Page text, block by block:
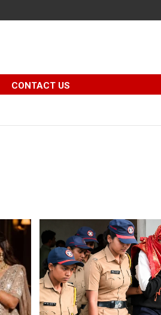
CONTACT US